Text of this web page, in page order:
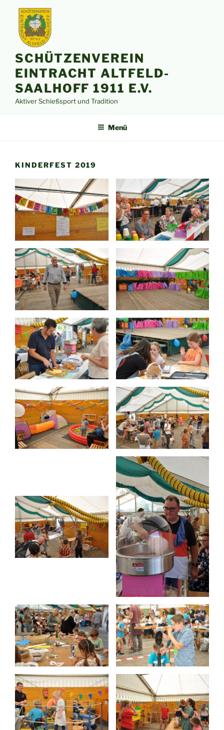
springen
SCHÜTZENVEREIN
EINTRACHT ALTFELD-
SAALHOFF 1911 E.V.
Aktiver Schießsport und Tradition
Menü
KINDERFEST 2019